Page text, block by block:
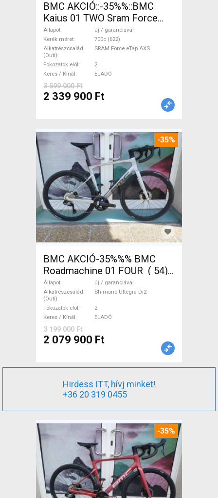
BMC AKCIÓ::-35%%::BMC
Kaius 01 TWO Sram Force
eTap(54 Gravel / CX SRAM
Force eTap AXS tárcsafék új /
garanciával ELADÓ
Állapot
új / garanciával
Kerék méret
700c (622)
Alkatrészcsalád
(Outi)
SRAM Force eTap AXS
Fokozatok elöl
2
Keres / Kínál
ELADÓ
3 599 000 Ft
2 339 900 Ft
-35%
BMC AKCIÓ-35%%% BMC
Roadmachine 01 FOUR ( 54)
Országúti, Triatlon Shimano
Ultegra Di2 tárcsafék új /
garanciával ELADÓ
Állapot
új / garanciával
Alkatrészcsalád
(Outi)
Shimano Ultegra Di2
Fokozatok elöl
2
Keres / Kínál
ELADÓ
3 199 000 Ft
2 079 900 Ft
Hirdess ITT, hívj minket!
+36 20 319 0455
-35%